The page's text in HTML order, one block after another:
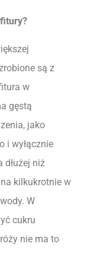
są z
w
gęstą
jako
i wyłącznie
dłużej niż
kilkukrotnie w
W
cukru
nie ma to